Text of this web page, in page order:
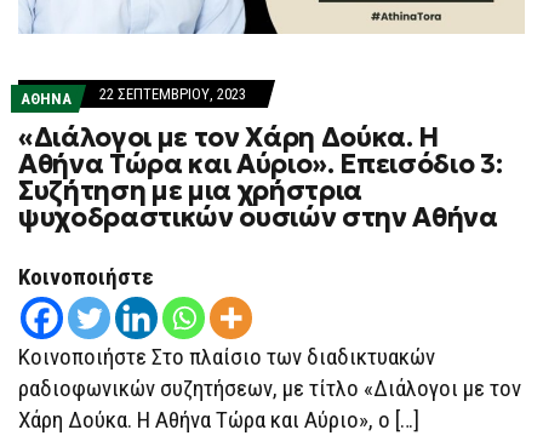
ΑΘΗΝΑ 22 ΣΕΠΤΕΜΒΡΊΟΥ, 2023
«Διάλογοι με τον Χάρη Δούκα. Η
Αθήνα Τώρα και Αύριο». Επεισόδιο 3:
Συζήτηση με μια χρήστρια
ψυχοδραστικών ουσιών στην Αθήνα
Κοινοποιήστε
Κοινοποιήστε Στο πλαίσιο των διαδικτυακών
ραδιοφωνικών συζητήσεων, με τίτλο «Διάλογοι με τον
Χάρη Δούκα. Η Αθήνα Τώρα και Αύριο», ο […]